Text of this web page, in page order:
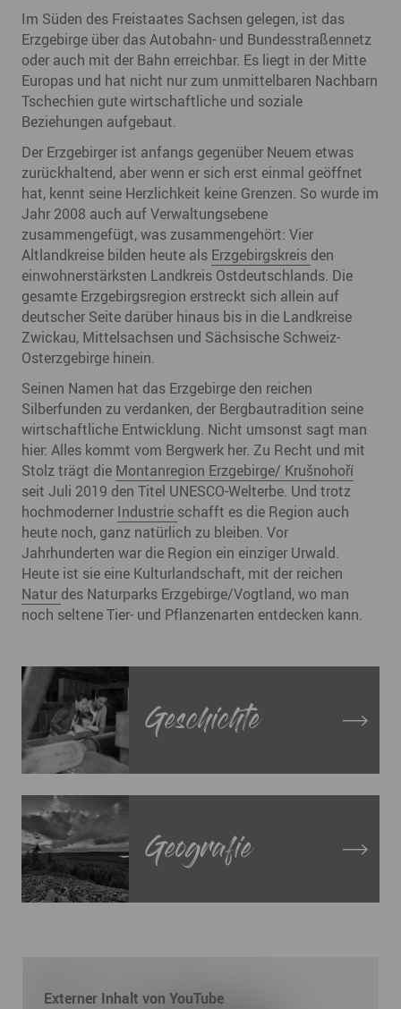
Im Süden des Freistaates Sachsen gelegen, ist das
Erzgebirge über das Autobahn- und Bundesstraßennetz
oder auch mit der Bahn erreichbar. Es liegt in der Mitte
Europas und hat nicht nur zum unmittelbaren Nachbarn
Tschechien gute wirtschaftliche und soziale
Beziehungen aufgebaut.
Der Erzgebirger ist anfangs gegenüber Neuem etwas
zurückhaltend, aber wenn er sich erst einmal geöffnet
hat, kennt seine Herzlichkeit keine Grenzen. So wurde im
Jahr 2008 auch auf Verwaltungsebene
zusammengefügt, was zusammengehört: Vier
Altlandkreise bilden heute als Erzgebirgskreis den
einwohnerstärksten Landkreis Ostdeutschlands. Die
gesamte Erzgebirgsregion erstreckt sich allein auf
deutscher Seite darüber hinaus bis in die Landkreise
Zwickau, Mittelsachsen und Sächsische Schweiz-
Osterzgebirge hinein.
Seinen Namen hat das Erzgebirge den reichen
Silberfunden zu verdanken, der Bergbautradition seine
wirtschaftliche Entwicklung. Nicht umsonst sagt man
hier: Alles kommt vom Bergwerk her. Zu Recht und mit
Stolz trägt die Montanregion Erzgebirge/ Krušnohoří
seit Juli 2019 den Titel UNESCO-Welterbe. Und trotz
hochmoderner Industrie schafft es die Region auch
heute noch, ganz natürlich zu bleiben. Vor
Jahrhunderten war die Region ein einziger Urwald.
Heute ist sie eine Kulturlandschaft, mit der reichen
Natur des Naturparks Erzgebirge/Vogtland, wo man
noch seltene Tier- und Pflanzenarten entdecken kann.
Geschichte
Geografie
Externer Inhalt von YouTube